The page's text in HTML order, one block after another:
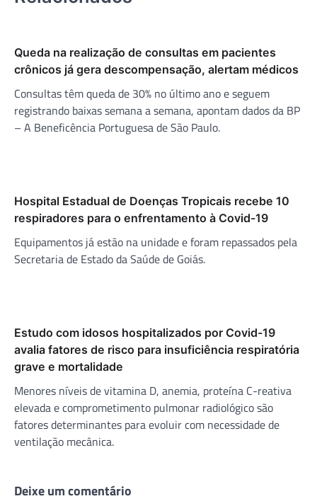
Queda na realização de consultas em pacientes
crônicos já gera descompensação, alertam médicos
Consultas têm queda de 30% no último ano e seguem
registrando baixas semana a semana, apontam dados da BP
– A Beneficência Portuguesa de São Paulo.
Hospital Estadual de Doenças Tropicais recebe 10
respiradores para o enfrentamento à Covid-19
Equipamentos já estão na unidade e foram repassados pela
Secretaria de Estado da Saúde de Goiás.
Estudo com idosos hospitalizados por Covid-19
avalia fatores de risco para insuficiência respiratória
grave e mortalidade
Menores níveis de vitamina D, anemia, proteína C-reativa
elevada e comprometimento pulmonar radiológico são
fatores determinantes para evoluir com necessidade de
ventilação mecânica.
Deixe um comentário